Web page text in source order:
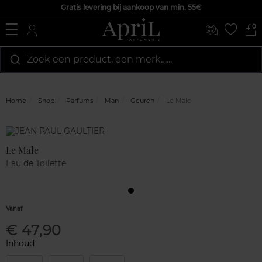
Gratis levering bij aankoop van min. 55€
0
Zoek een product, een merk…...
Home Shop Parfums Man Geuren Le Male
Marque
Le Male
Eau de Toilette
Vanaf
€ 47,90
Inhoud